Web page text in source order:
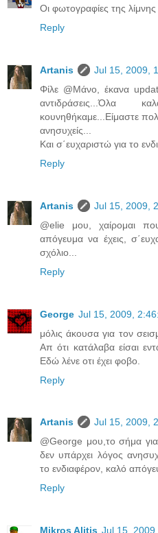
Οι φωτογραφίες της λίμνης
Reply
Artanis
Jul 15, 2009,
Φίλε @Μάνο, έκανα
κουνηθήκαμε...Είμαστε
ανησυχείς...
Και σ΄ευχαριστώ για το
Reply
Artanis
Jul 15, 2009,
@elie μου, χαίρομαι
απόγευμα να έχεις,
σχόλιο...
Reply
George Jul 15, 2009,
μόλις άκουσα για τον
Απ ότι κατάλαβα είσαι
Εδώ λένε οτι έχει φοβο.
Reply
Artanis
Jul 15, 2009,
@George μου,το σήμα για
δεν υπάρχει λόγος
το ενδιαφέρον, καλό
Reply
Mikros Alitis Jul 15,